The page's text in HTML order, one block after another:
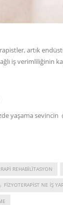
artık
iş verimliliğinin
yaşama
REHABILITASYON
FIZYOTERAPIST NE IŞ